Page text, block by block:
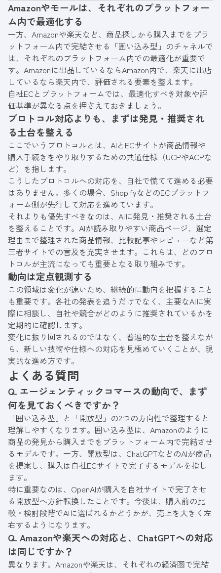
ます。
Amazonやモールは、それぞれのプラットフォー
ム内で最適化する
一方、Amazonや楽天など、商品探しから購入までをプラ
ットフォーム内で完結させる「囲い込み型」のチャネルで
は、それぞれのプラットフォーム内での最適化が重要で
す。Amazonに出品しているならAmazon内で、楽天に出店
しているなら楽天内で、評価される要素を整えます。
自社ECとプラットフォームでは、最適化すべき対象や評
価基準が異なる点を押さえておきましょう。
プロトコル対応よりも、まずは発見・推奨され
る土台を整える
ここでいうプロトコルとは、AIとECサイトが商品情報や
購入手続きをやり取りするための共通仕様（UCPやACPな
ど）を指します。
こうしたプロトコルへの対応を、自社で慌てて進める必要
はありません。多くの場合、ShopifyなどのECプラットフ
ォーム側が先行して対応を進めています。
それよりも優先すべきなのは、AIに発見・推奨される土台
を整えることです。AIが読み取りやすい商品ページ、選定
理由まで整理された商品情報、比較記事やレビューなど第
三者サイトでの言及を充実させます。これらは、どのプロ
トコルが主流になっても重要となる取り組みです。
動向は定点観測する
この領域は変化が速いため、継続的に動向を把握すること
も重要です。各社の発表を追うだけでなく、主要なAIに実
際に相談し、自社や競合がどのように推奨されているかを
定期的に確認します。
変化に振り回されるのではなく、普遍的な土台を整えなが
ら、新しい技術や仕様への対応を見極めていくことが、現
実的な進め方です。
よくある質問
Q. エージェンティックコマースの動向で、まず
何を見ておくべきですか？
「囲い込み型」と「開放型」の2つの方向性で整理すると
理解しやすくなります。囲い込み型は、Amazonのように
商品の発見から購入までをプラットフォーム内で完結させ
るモデルです。一方、開放型は、ChatGPTなどのAIが商品
を提案し、購入は自社ECサイトで完了するモデルを指し
ます。
特に重要なのは、OpenAIが購入を自社サイトで完了させ
る開放型へ方針転換したことです。今後は、購入前の比
較・検討段階でAIに選ばれるかどうかが、売上を大きく左
右するようになります。
Q. Amazonや楽天への対応と、ChatGPTへの対応
は同じですか？
異なります。Amazonや楽天は、それぞれの経済圏で完結